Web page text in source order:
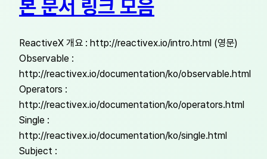
본 문서 링크 모음
ReactiveX 개요 : http://reactivex.io/intro.html (영문)
Observable :
http://reactivex.io/documentation/ko/observable.html
Operators :
http://reactivex.io/documentation/ko/operators.html
Single :
http://reactivex.io/documentation/ko/single.html
Subject :